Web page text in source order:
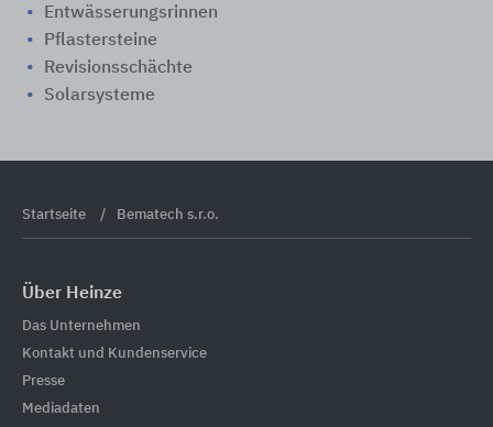
Entwässerungsrinnen
Pflastersteine
Revisionsschächte
Solarsysteme
Startseite Bematech s.r.o.
Über Heinze
Das Unternehmen
Kontakt und Kundenservice
Presse
Mediadaten